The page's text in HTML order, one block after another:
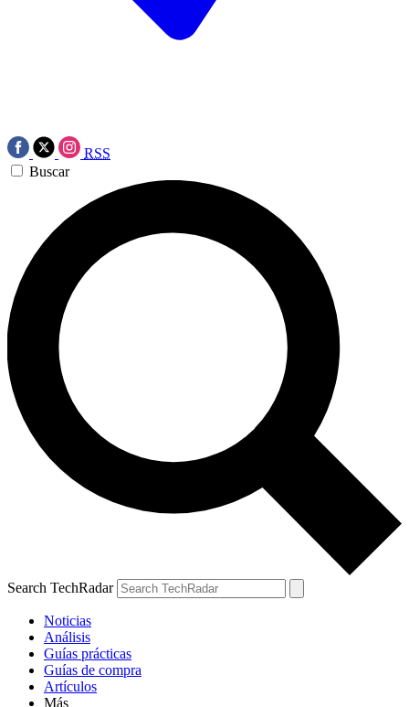
RSS
Buscar
Search TechRadar
Noticias
Análisis
Guías prácticas
Guías de compra
Artículos
Más